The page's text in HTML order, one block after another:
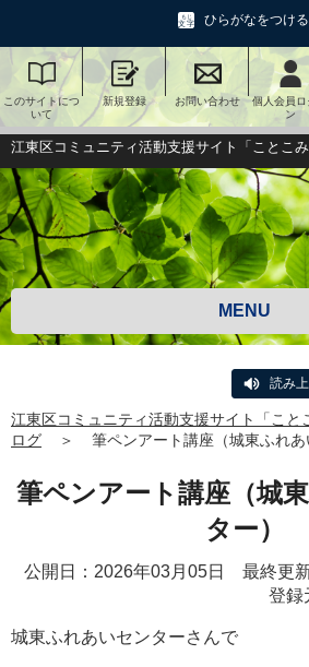
ひらがなをつける
このサイトにつ
いて
新規登録 お問い合わせ
個人会員ロ
ン
江東区コミュニティ活動支援サイト「ことこみ
MENU
読み
江東区コミュニティ活動支援サイト「こと
ログ
＞ 筆ペンアート講座（城東ふれあ
筆ペンアート講座（城
ター）
公開日：2026年03月05日 最終更
登録
城東ふれあいセンターさんで